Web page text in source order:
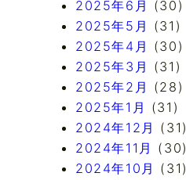
2025年6月 (30)
2025年5月 (31)
2025年4月 (30)
2025年3月 (31)
2025年2月 (28)
2025年1月 (31)
2024年12月 (31)
2024年11月 (30)
2024年10月 (31)